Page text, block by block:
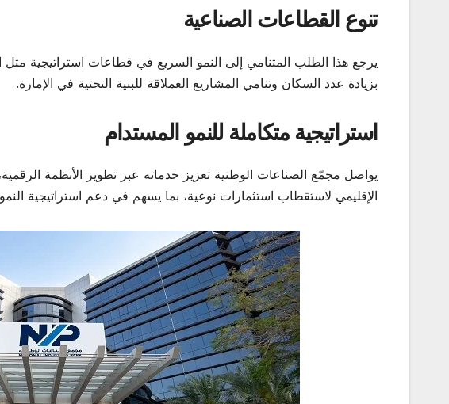
تنوع القطاعات الصناعية
يرجع هذا الطلب المتنامي إلى النمو السريع في قطاعات استراتيجية مثل
بزيادة عدد السكان وتنامي المشاريع العملاقة للبنية التحتية في الإمارة.
استراتيجية متكاملة للنمو المستدام
يواصل مجمّع الصناعات الوطنية تعزيز خدماته عبر تطوير الأنظمة
الإقليمي لاستقطاب استثمارات نوعية، بما يسهم في دعم استراتيجية